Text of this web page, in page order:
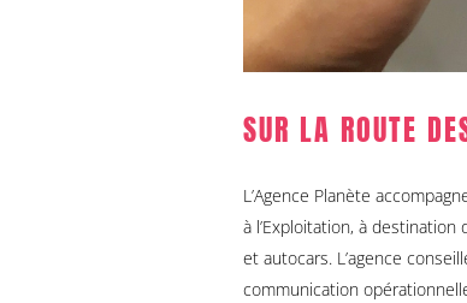
SUR LA ROUTE
L’Agence Planète
à l’Exploitation, à
et autocars. L’agence
communication